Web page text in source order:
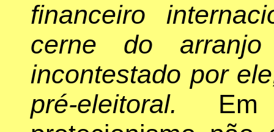
financeiro
cerne do arranjo
incontestado por
pré-eleitoral.
Em